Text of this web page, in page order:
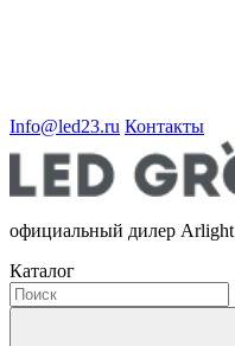
Info@led23.ru Контакты
официальный дилер Arlight
Каталог